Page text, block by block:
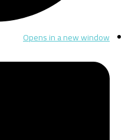
Opens in a new window